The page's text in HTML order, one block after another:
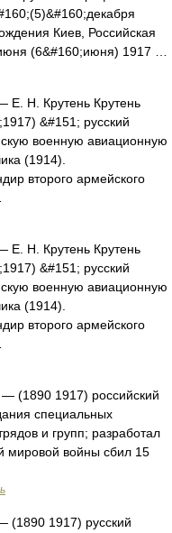
Киев, Российская
(6&#160;июня) 1917 …
Е. Н. Крутень Крутень
&#151; русский
военную авиационную
(1914).
второго армейского
Е. Н. Крутень Крутень
&#151; русский
военную авиационную
(1914).
второго армейского
— (1890 1917) российский
специальных
и групп; разработал
мировой войны сбил 15
(1890 1917) русский